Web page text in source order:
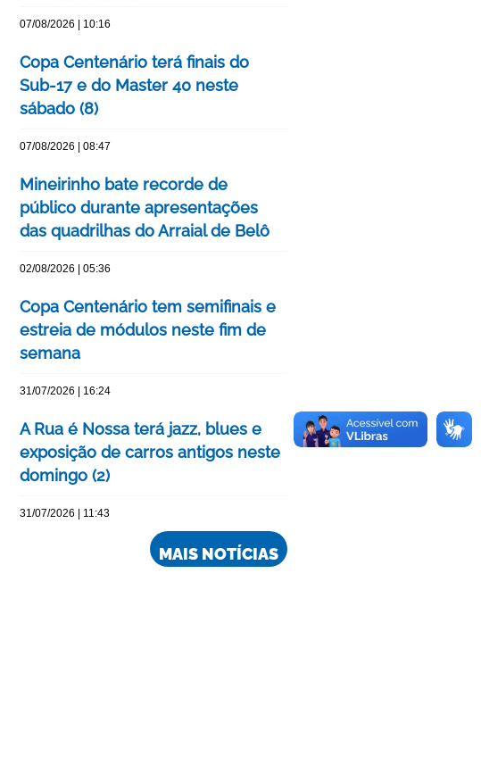
07/08/2026 | 10:16
Copa Centenário terá finais do
Sub-17 e do Master 40 neste
sábado (8)
07/08/2026 | 08:47
Mineirinho bate recorde de
público durante apresentações
das quadrilhas do Arraial de Belô
02/08/2026 | 05:36
Copa Centenário tem semifinais e
estreia de módulos neste fim de
semana
31/07/2026 | 16:24
A Rua é Nossa terá jazz, blues e
exposição de carros antigos neste
domingo (2)
31/07/2026 | 11:43
MAIS NOTÍCIAS